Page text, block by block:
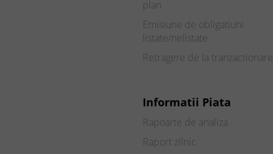
plan
Emisiune de obligatiuni
listate/nelistate
Retragere de la tranzactionare
Informatii Piata
Rapoarte de analiza
Raport zilnic